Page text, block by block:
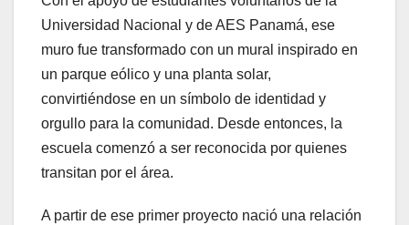
Universidad Nacional y de AES Panamá, ese
muro fue transformado con un mural inspirado en
un parque eólico y una planta solar,
convirtiéndose en un símbolo de identidad y
orgullo para la comunidad. Desde entonces, la
escuela comenzó a ser reconocida por quienes
transitan por el área.
A partir de ese primer proyecto nació una relación